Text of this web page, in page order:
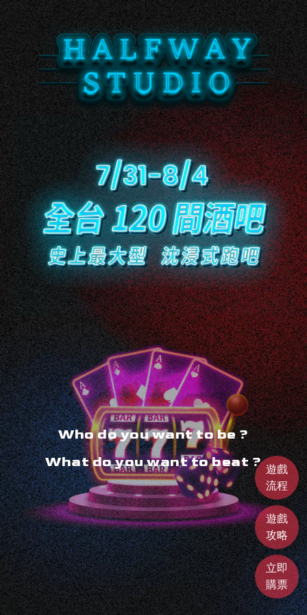
遊戲
流程
遊戲
攻略
立即
購票
Who do you want to be ?
What do you want to beat ?